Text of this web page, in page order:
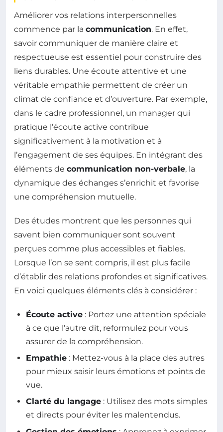
Améliorer vos relations interpersonnelles
commence par la communication. En effet,
savoir communiquer de manière claire et
respectueuse est essentiel pour construire des
liens durables. Une écoute attentive et une
véritable empathie permettent de créer un
climat de confiance et d’ouverture. Par exemple,
dans le cadre professionnel, un manager qui
pratique l’écoute active contribue
significativement à la motivation et à
l’engagement de ses équipes. En intégrant des
éléments de communication non-verbale, la
dynamique des échanges s’enrichit et favorise
une compréhension mutuelle.
Des études montrent que les personnes qui
savent bien communiquer sont souvent
perçues comme plus accessibles et fiables.
Lorsque l’on se sent compris, il est plus facile
d’établir des relations profondes et significatives.
En voici quelques éléments clés à considérer :
Écoute active : Portez une attention spéciale
à ce que l’autre dit, reformulez pour vous
assurer de la compréhension.
Empathie : Mettez-vous à la place des autres
pour mieux saisir leurs émotions et points de
vue.
Clarté du langage : Utilisez des mots simples
et directs pour éviter les malentendus.